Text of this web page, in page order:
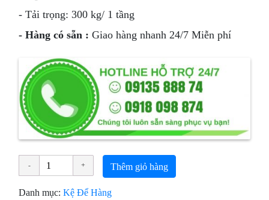
- Tải trọng: 300 kg/ 1 tầng
- Hàng có sẵn : Giao hàng nhanh 24/7 Miễn phí
Thêm giỏ hàng
Danh mục:Kệ Để Hàng